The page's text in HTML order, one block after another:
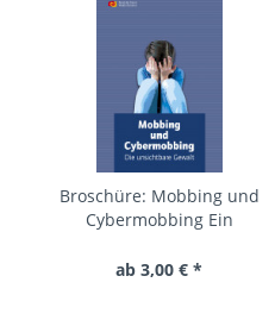
Broschüre: Mobbing und
Cybermobbing Ein
ab 3,00 € *